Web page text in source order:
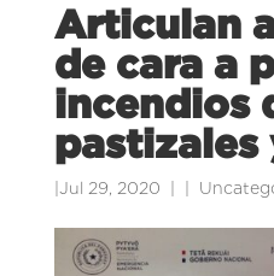
Articulan
de cara a
incendios
pastizales
Jul 29, 2020